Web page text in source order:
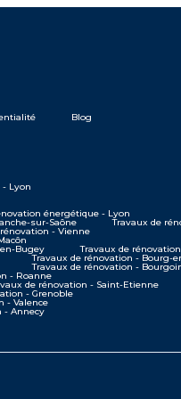
Blog
Lyon
énergétique - Lyon
sur-Saône Travaux de
- Vienne
Bugey Travaux de
Travaux de rénovation - Bourg-
Travaux de rénovation -
- Roanne
de rénovation - Saint-Etienne
- Grenoble
- Valence
- Annecy